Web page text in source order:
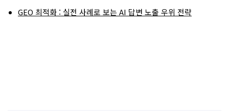
GEO 최적화 : 실전 사례로 보는 AI 답변 노출 우위 전략